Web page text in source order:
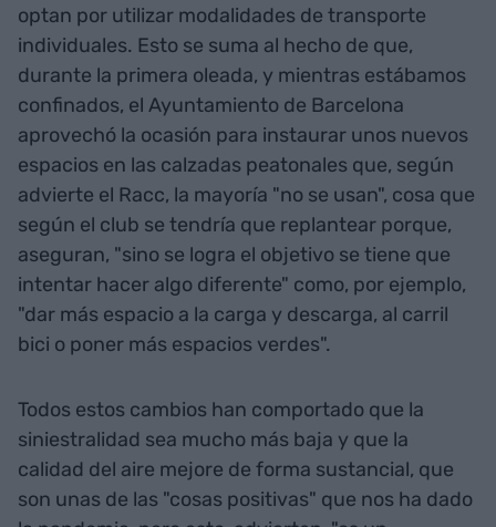
optan por utilizar modalidades de transporte
individuales. Esto se suma al hecho de que,
durante la primera oleada, y mientras estábamos
confinados, el Ayuntamiento de Barcelona
aprovechó la ocasión para instaurar unos nuevos
espacios en las calzadas peatonales que, según
advierte el Racc, la mayoría "no se usan", cosa que
según el club se tendría que replantear porque,
aseguran, "sino se logra el objetivo se tiene que
intentar hacer algo diferente" como, por ejemplo,
"dar más espacio a la carga y descarga, al carril
bici o poner más espacios verdes".
Todos estos cambios han comportado que la
siniestralidad sea mucho más baja y que la
calidad del aire mejore de forma sustancial, que
son unas de las "cosas positivas" que nos ha dado